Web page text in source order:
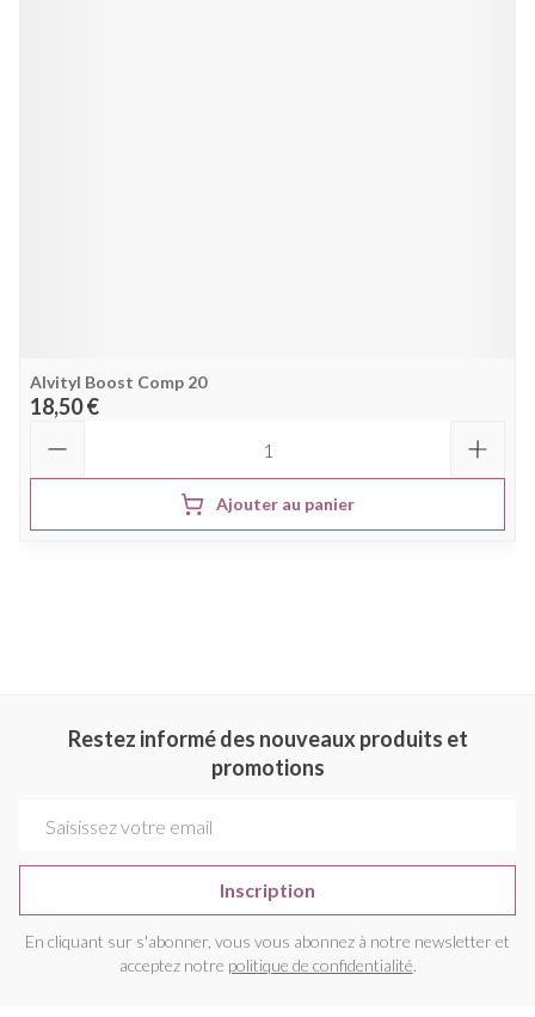
Alvityl Boost Comp 20
18,50 €
Ajouter au panier
Restez informé des nouveaux produits et
promotions
Inscription
En cliquant sur s'abonner, vous vous abonnez à notre newsletter et
acceptez notre politique de confidentialité.